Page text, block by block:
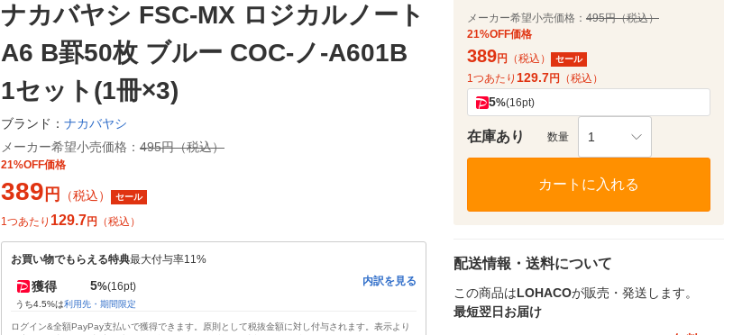
ナカバヤシ FSC-MX ロジカルノート
A6 B罫50枚 ブルー COC-ノ-A601B
1セット(1冊×3)
ブランド： ナカバヤシ
メーカー希望小売価格： 495円（税込）
21%OFF価格
389 円 （税込） セール
1つあたり 129.7円 （税込）
お買い物でもらえる特典最大付与率11%
獲得 5%(16pt)
うち4.5%は利用先・期間限定
内訳を見る
ログイン&全額PayPay支払いで獲得できます。原則として税抜金額に対し付与されます。表示より
メーカー希望小売価格： 495円（税込）
21%OFF価格
389円 （税込） セール
1つあたり 129.7円 （税込）
5%(16pt)
在庫あり 数量 1
カートに入れる
配送情報・送料について
この商品はLOHACOが販売・発送します。
最短翌日お届け